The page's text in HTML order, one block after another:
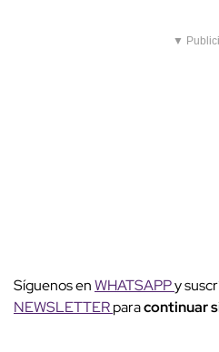
▼
Síguenos enWHATSAPPy
NEWSLETTERparacontinuar